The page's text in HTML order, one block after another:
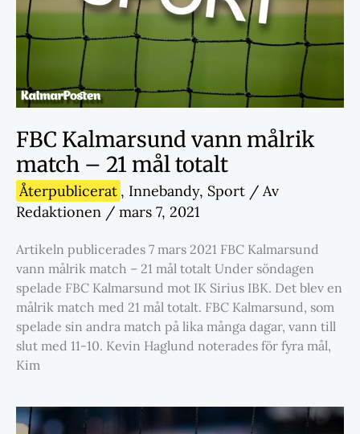
FBC Kalmarsund vann målrik
match – 21 mål totalt
Återpublicerat , Innebandy, Sport / Av
Redaktionen / mars 7, 2021
Artikeln publicerades 7 mars 2021 FBC Kalmarsund
vann målrik match – 21 mål totalt Under söndagen
spelade FBC Kalmarsund mot IK Sirius IBK. Det blev en
målrik match med 21 mål totalt. FBC Kalmarsund, som
spelade sin andra match på lika många dagar, vann till
slut med 11-10. Kevin Haglund noterades för fyra mål,
Kim